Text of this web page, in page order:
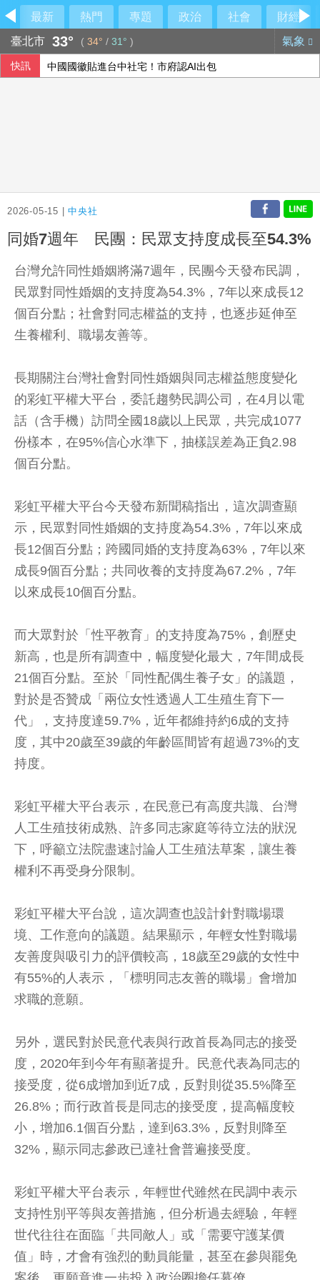
最新 熱門 專題 政治 社會
財經
臺北市 33° ( 34° / 31° ) 氣象
快訊 中國國徽貼進台中社宅！市府認AI出包
2026-05-15 |中央社
同婚7週年 民團：民眾支持度成長至54.3%
台灣允許同性婚姻將滿7週年，民團今天發布民調，
民眾對同性婚姻的支持度為54.3%，7年以來成長12
個百分點；社會對同志權益的支持，也逐步延伸至
生養權利、職場友善等。
長期關注台灣社會對同性婚姻與同志權益態度變化
的彩虹平權大平台，委託趨勢民調公司，在4月以電
話（含手機）訪問全國18歲以上民眾，共完成1077
份樣本，在95%信心水準下，抽樣誤差為正負2.98
個百分點。
彩虹平權大平台今天發布新聞稿指出，這次調查顯
示，民眾對同性婚姻的支持度為54.3%，7年以來成
長12個百分點；跨國同婚的支持度為63%，7年以來
成長9個百分點；共同收養的支持度為67.2%，7年
以來成長10個百分點。
而大眾對於「性平教育」的支持度為75%，創歷史
新高，也是所有調查中，幅度變化最大，7年間成長
21個百分點。至於「同性配偶生養子女」的議題，
對於是否贊成「兩位女性透過人工生殖生育下一
代」，支持度達59.7%，近年都維持約6成的支持
度，其中20歲至39歲的年齡區間皆有超過73%的支
持度。
彩虹平權大平台表示，在民意已有高度共識、台灣
人工生殖技術成熟、許多同志家庭等待立法的狀況
下，呼籲立法院盡速討論人工生殖法草案，讓生養
權利不再受身分限制。
彩虹平權大平台說，這次調查也設計針對職場環
境、工作意向的議題。結果顯示，年輕女性對職場
友善度與吸引力的評價較高，18歲至29歲的女性中
有55%的人表示，「標明同志友善的職場」會增加
求職的意願。
另外，選民對於民意代表與行政首長為同志的接受
度，2020年到今年有顯著提升。民意代表為同志的
接受度，從6成增加到近7成，反對則從35.5%降至
26.8%；而行政首長是同志的接受度，提高幅度較
小，增加6.1個百分點，達到63.3%，反對則降至
32%，顯示同志參政已達社會普遍接受度。
彩虹平權大平台表示，年輕世代雖然在民調中表示
支持性別平等與友善措施，但分析過去經驗，年輕
世代往往在面臨「共同敵人」或「需要守護某價
值」時，才會有強烈的動員能量，甚至在參與罷免